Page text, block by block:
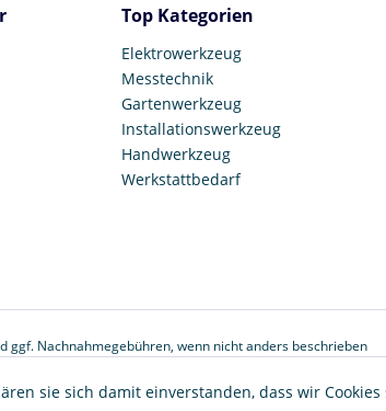
Top Kategorien
Elektrowerkzeug
Messtechnik
Gartenwerkzeug
Installationswerkzeug
Handwerkzeug
Werkstattbedarf
ggf. Nachnahmegebühren, wenn nicht anders beschrieben
GmbH
sie sich damit einverstanden, dass wir Cookies